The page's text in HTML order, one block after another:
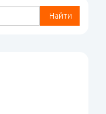
Найти